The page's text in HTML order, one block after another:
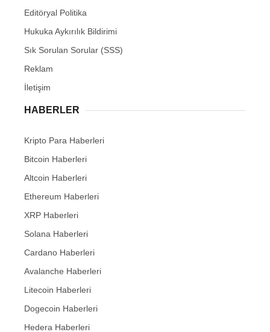
Editöryal Politika
Hukuka Aykırılık Bildirimi
Sık Sorulan Sorular (SSS)
Reklam
İletişim
HABERLER
Kripto Para Haberleri
Bitcoin Haberleri
Altcoin Haberleri
Ethereum Haberleri
XRP Haberleri
Solana Haberleri
Cardano Haberleri
Avalanche Haberleri
Litecoin Haberleri
Dogecoin Haberleri
Hedera Haberleri